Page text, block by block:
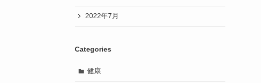
2022年7月
Categories
健康